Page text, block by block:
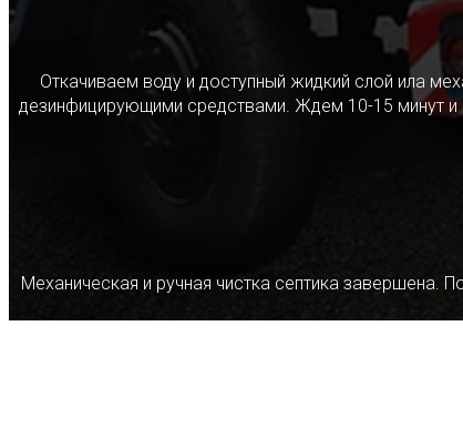
Откачиваем воду и доступный жидкий слой ила
дезинфицирующими средствами. Ждем 10-15 минут и
Механическая и ручная чистка септика завершена.